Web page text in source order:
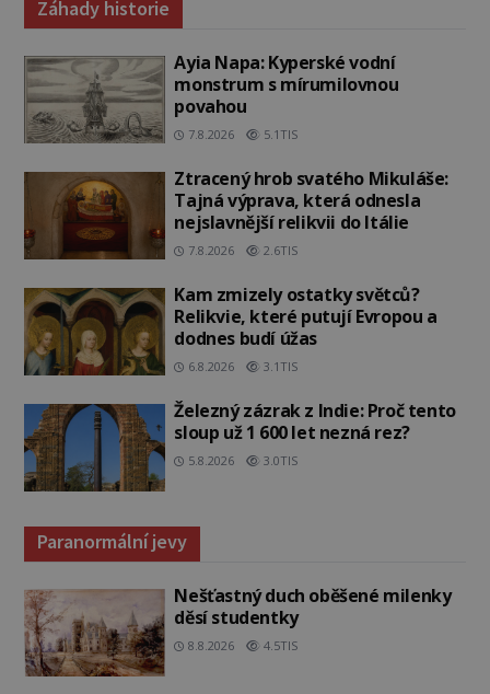
Záhady historie
Ayia Napa: Kyperské vodní
monstrum s mírumilovnou
povahou
7.8.2026 5.1TIS
Ztracený hrob svatého Mikuláše:
Tajná výprava, která odnesla
nejslavnější relikvii do Itálie
7.8.2026 2.6TIS
Kam zmizely ostatky světců?
Relikvie, které putují Evropou a
dodnes budí úžas
6.8.2026 3.1TIS
Železný zázrak z Indie: Proč tento
sloup už 1 600 let nezná rez?
5.8.2026 3.0TIS
Paranormální jevy
Nešťastný duch oběšené milenky
děsí studentky
8.8.2026 4.5TIS